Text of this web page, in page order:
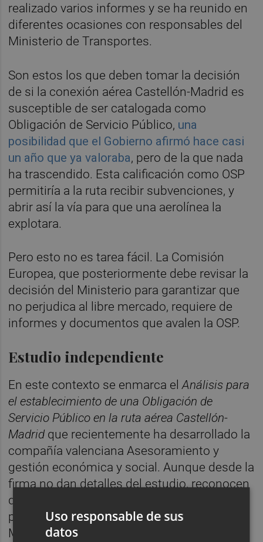
realizado varios informes y se ha reunido en
diferentes ocasiones con responsables del
Ministerio de Transportes.
Son estos los que deben tomar la decisión
de si la conexión aérea Castellón-Madrid es
susceptible de ser catalogada como
Obligación de Servicio Público, una
posibilidad que el Gobierno afirmó hace casi
un año que ya valoraba, pero de la que nada
ha trascendido. Esta calificación como OSP
permitiría a la ruta recibir subvenciones, y
abrir así la vía para que una aerolínea la
explotara.
Pero esto no es tarea fácil. La Comisión
Europea, que posteriormente debe revisar la
decisión del Ministerio para garantizar que
no perjudica al libre mercado, requiere de
informes y documentos que avalen la OSP.
Estudio independiente
En este contexto se enmarca elAnálisis para
el establecimiento de una Obligación de
Servicio Público en la ruta aérea Castellón-
Madridque recientemente ha desarrollado la
compañía valenciana Asesoramiento y
gestión económica y social. Aunque desde la
firma no dan detalles del estudio, reconocen
que ya lo entregaron "a finales del año
pasado" y que desde la Conselleria y el
Ministerio están "analizando nuestro
Uso responsable de sus
datos